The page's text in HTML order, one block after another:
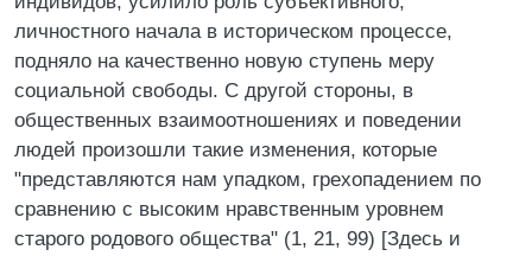
личностного начала в историческом процессе,
подняло на качественно новую ступень меру
социальной свободы. С другой стороны, в
общественных взаимоотношениях и поведении
людей произошли такие изменения, которые
"представляются нам упадком, грехопадением по
сравнению с высоким нравственным уровнем
старого родового общества" (1, 21, 99) [Здесь и